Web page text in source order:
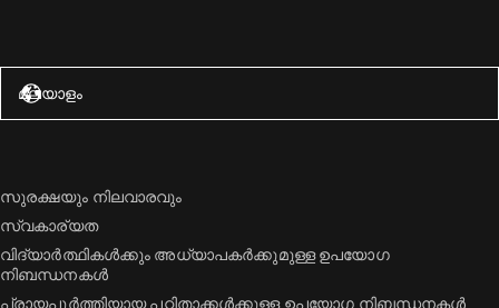
മലയാളം
സുരക്ഷയും നിലവാരവും
സ്വകാര്യത
വിദ്യാർത്ഥികൾക്കും അധ്യാപകർക്കുമുള്ള ഉപയോഗ
നിബന്ധനകൾ
പ്രായപൂർത്തിയായ പഠിതാക്കൾക്കുള്ള ഉപയോഗ നിബന്ധനകൾ